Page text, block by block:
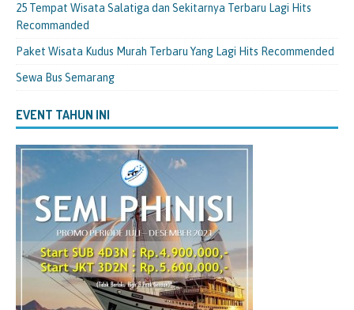
25 Tempat Wisata Salatiga dan Sekitarnya Terbaru Lagi Hits
Recommanded
Paket Wisata Kudus Murah Terbaru Yang Lagi Hits Recommended
Sewa Bus Semarang
EVENT TAHUN INI